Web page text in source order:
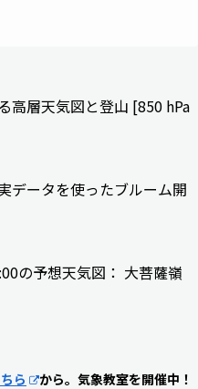
高層天気図と登山 [850 hPa
データを使ったブルーム開
の予想天気図： 大菩薩嶺
ら から。気象教室を開催中！